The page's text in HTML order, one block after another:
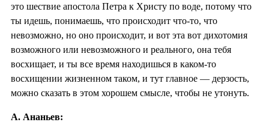
это шествие апостола Петра к Христу по воде, потому что
ты идешь, понимаешь, что происходит что-то, что
невозможно, но оно происходит, и вот эта вот дихотомия
возможного или невозможного и реального, она тебя
восхищает, и ты все время находишься в каком-то
восхищении жизненном таком, и тут главное — дерзость,
можно сказать в этом хорошем смысле, чтобы не утонуть.
А. Ананьев: